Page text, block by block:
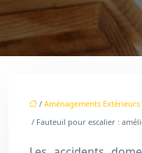
/ Aménagements Extérieurs
/ Fauteuil pour escalier :